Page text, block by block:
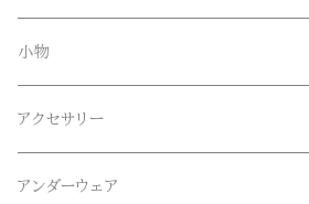
Blundstone(ブランドストーン)
CameOne(ケイムワン)
CANDY DESIGN&WORKS(CDW)
Tシャツ
ロンT
ボトムス
ロング
ショート
セットアップ
シューズ
小物
帽子、マフラー、手袋
メガネ、サングラス
アクセサリー
リング
アンダーウェア